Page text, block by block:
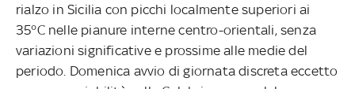
rialzo in Sicilia con picchi localmente superiori ai
35°C nelle pianure interne centro-orientali, senza
variazioni significative e prossime alle medie del
periodo. Domenica avvio di giornata discreta eccetto